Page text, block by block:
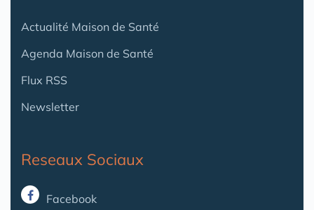
Actualité Maison de Santé
Agenda Maison de Santé
Flux RSS
Newsletter
Reseaux Sociaux
Facebook